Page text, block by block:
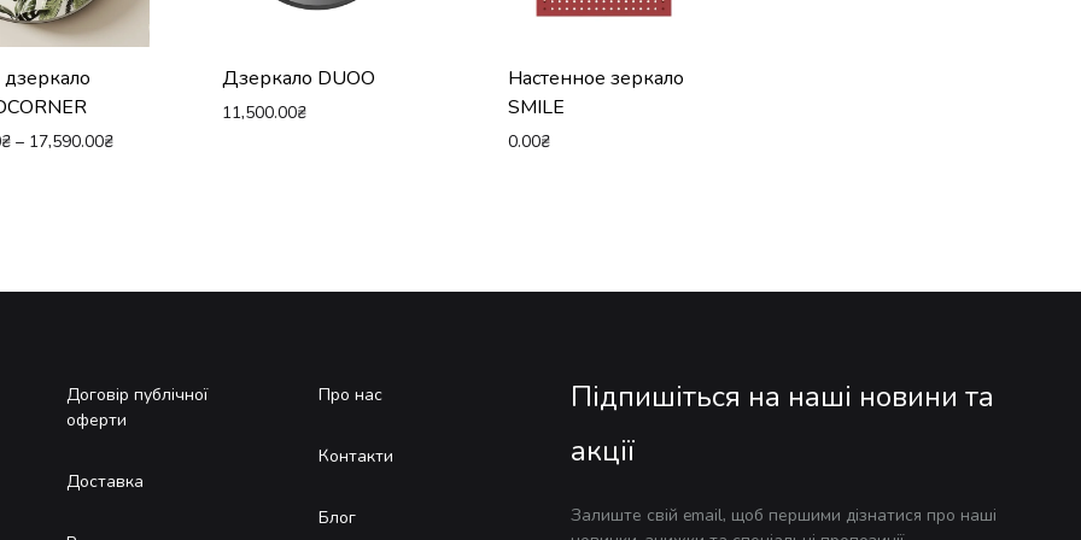
₴– 17,590.00₴
Дзеркало DUOO
11,500.00₴
Настенное зеркало
SMILE
0.00₴
Договір публічної
оферти
Доставка
Про нас
Контакти
Блог
Підпишіться на наші новини та
акції
Залиште свій email, щоб першими дізнатися про наші